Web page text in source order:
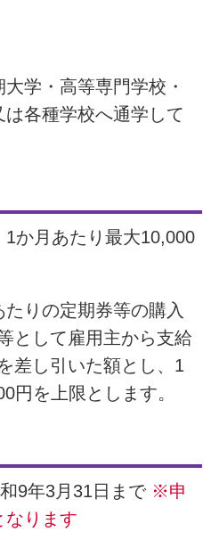
学・高等専門学校・
各種学校へ通学して
か月あたり 最大10,000
りの定期券等の購入
として雇用主から支給
差し引いた額とし、1
円を上限とします。
9年3月31日まで ※申
なります